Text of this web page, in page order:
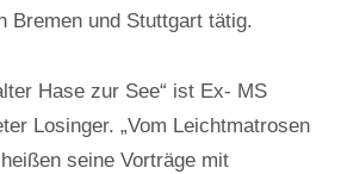
Bremen und Stuttgart tätig.
Hase zur See“ ist Ex- MS
Losinger. „Vom Leichtmatrosen
seine Vorträge mit